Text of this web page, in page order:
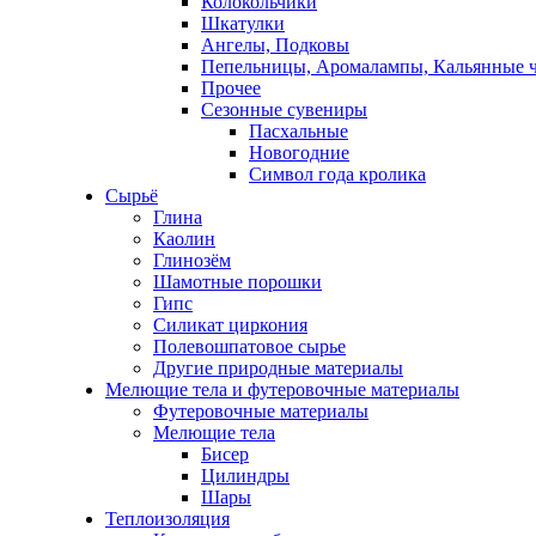
Шкатулки
Ангелы, Подковы
Пепельницы, Аромалампы, Кальянные
Прочее
Сезонные сувениры
Пасхальные
Новогодние
Символ года кролика
Сырьё
Глина
Каолин
Глинозём
Шамотные порошки
Гипс
Силикат циркония
Полевошпатовое сырье
Другие природные материалы
Мелющие тела и футеровочные материалы
Футеровочные материалы
Мелющие тела
Бисер
Цилиндры
Шары
Теплоизоляция